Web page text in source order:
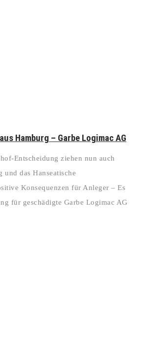
Hamburg – Garbe Logimac AG
Entscheidung ziehen nun auch
und das Hanseatische
Konsequenzen für Anleger – Es
für geschädigte Garbe Logimac AG